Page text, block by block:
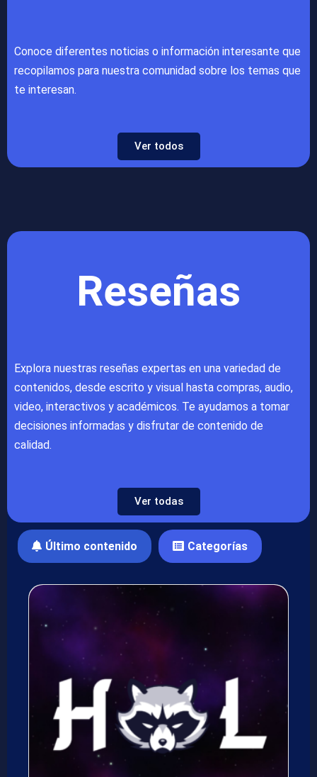
Conoce diferentes noticias o información interesante que
recopilamos para nuestra comunidad sobre los temas que
te interesan.
Ver todos
Reseñas
Explora nuestras reseñas expertas en una variedad de
contenidos, desde escrito y visual hasta compras, audio,
video, interactivos y académicos. Te ayudamos a tomar
decisiones informadas y disfrutar de contenido de
calidad.
Ver todas
Último contenido Categorías